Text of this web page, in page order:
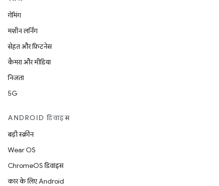
गेमिंग
मशीन लर्निंग
सेहत और फ़िटनेस
कैमरा और मीडिया
निजता
5G
ANDROID डिवाइस
बड़ी स्क्रीन
Wear OS
ChromeOS डिवाइस
कार के लिए Android